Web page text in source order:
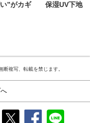
”がカギ　　保湿UV下地
複写、転載を禁じます。